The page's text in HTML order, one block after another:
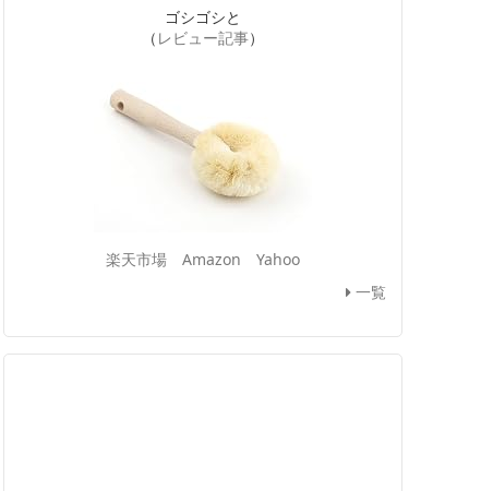
ゴシゴシと
（ レビュー記事）
楽天市場 Amazon
Yahoo
一覧